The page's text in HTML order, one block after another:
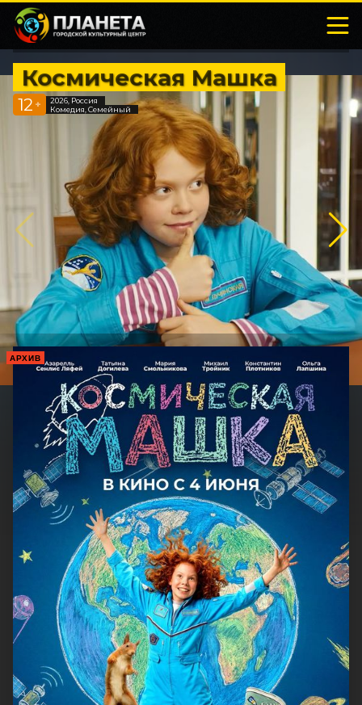
Космическая Машка
12 +
2026, Россия
Комедия, Семейный
АРХИВ